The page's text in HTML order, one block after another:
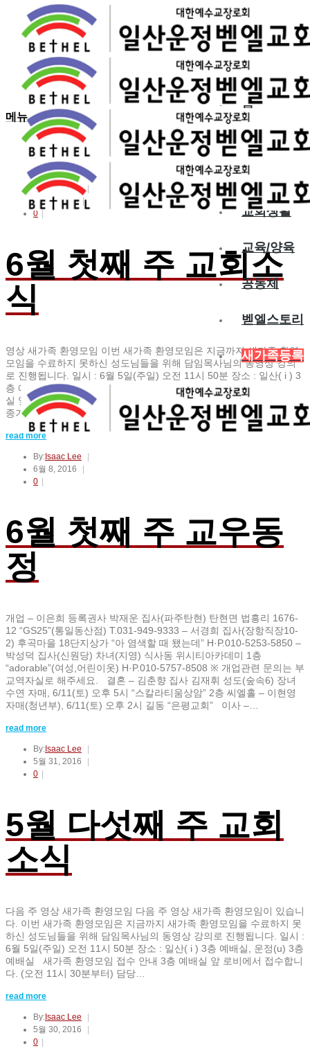
홈
교회소개
예배
교회생활
교육/양육
공동체
벧엘스토리
새가족등록
메뉴
Posts By :
ISAAC LEE
By:Isaac Lee
6월 8, 2016
0
6월 첫째 주 교회소
식
영상 새가족 환영모임 이번 새가족 환영모임은 지금까지 새가족 환영
모임을 수료하지 못하신 성도님들을 위해 담임목사님의 동영상 강의
로 진행됩니다. 일시 : 6월 5일(주일) 오전 11시 50분 장소 : 일산( i ) 3
층 예배실, 운정(u) 3층 예배실 새가족 환영모임 접수 안내 3층 예배
실 앞 로비에서 접수합니다. (오전 11시 30분부터) 담당 : 일산( i ) 김
종기 목사(010-2806-1550), 운정(u) 최방환…
read more
By:Isaac Lee
6월 8, 2016
0
6월 첫째 주 교우동
정
개업 – 이은희 등록권사 박재운 집사(파주탄현) 탄현면 법흥리 1676-
12 “GS25”(통일동산점) T.031-949-9333 – 서경희 집사(장항직장10-
2) 후곡마을 18단지상가 “아 염색할 때 됐는데” H·P.010-5253-5850 –
박성덕 집사(신원당) 차녀(지영) 식사동 위시티아카데미 1층
“adorable”(여성,어린이옷) H·P.010-5757-8508 ※ 개업관련 문의는 부
교역자실로 해주세요. 결혼 – 김춘향 집사 김재휘 성도(숲속6) 장녀
수연 자매, 6/11(토) 오후 5시 “스칼라티움상암” 2층 씨엘홀 – 이현영
자매(청년부), 6/11(토) 오후 2시 길동 “은평교회” 이사 –…
read more
By: Isaac Lee
5월 31, 2016
0
5월 다섯째 주 교회
소식
다음 주 영상 새가족 환영모임 다음 주 영상 새가족 환영모임이 있습니
다. 이번 새가족 환영모임은 지금까지 새가족 환영모임을 수료하지 못
하신 성도님들을 위해 담임목사님의 동영상 강의로 진행됩니다. 일시 :
6월 5일(주일) 오전 11시 50분 장소 : 일산( i ) 3층 예배실, 운정(u) 3층
예배실 새가족 환영모임 접수 안내 3층 예배실 앞 로비에서 접수합니
다. (오전 11시 30분부터) 담당…
read more
By: Isaac Lee
5월 30, 2016
0